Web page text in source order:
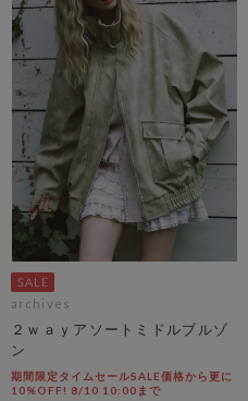
archives
２ｗａｙアソートミドルブルゾ
ン
期間限定タイムセールSALE価格から更に
10%OFF! 8/10 10:00まで